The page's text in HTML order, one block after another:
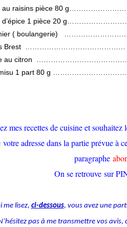
au raisins pièce 80
d’épice 1 pièce 20
( boulangerie)
Brest ……………………………………
au citron
1 part 80 g
mes recettes de cuisine et
votre adresse dans la partie prévue à
paragraphe
On se retrouve sur
me lisez, ci-dessous, vous avez une
pas à me transmettre vos